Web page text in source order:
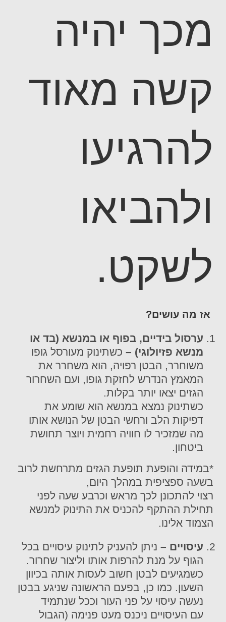
מכך יהיה
קשה מאוד
להרגיעו
ולהביאו
לשקט.
אז מה עושים?
ערסול בידיים, בפוף או במנשא (בד או
מנשא פזיולוגי) – כשתינוק מעורסל גופו
משוחרר, הבטן רפויה, הוא משחרר את
המאמץ הנדרש לחזקת גופו, ועם השחרור
הגזים יצאו יותר בקלות.
כשתינוק נמצא במנשא הוא שומע את
דפיקות הלב ורחשי הבטן של הנושא אותו
מה שמזכיר לו חוויה רחמית ויוצר תחושת
ביטחון.
*במידה והופעת תופעת הגזים מתרחשת לרוב
בשעה ספציפית במהלך היום,
רצוי להתכונן לכך מראש וכרבע שעה לפני
תחילת ההתקף להכניס את התינוק למנשא
הצמוד אלינו.
עיסויים – ניתן להעניק לתינוק עיסויים בכל
הגוף על מנת להרפות אותו וליצור שחרור.
כשמגיעים לבטן חשוב לעסות אותה בכיוון
השעון. כמו כן, בפעם הראשונה שניגע בבטן
נעשה עיסוי על פני העור וככל שנתמיד
עם העיסויים ניכנס מעט פנימה (הגבול